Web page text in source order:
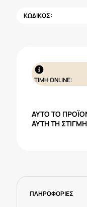
ΚΩΔΙΚΟΣ:
ΤΙΜΗ ONLINE:
ΑΥΤΌ ΤΟ
ΑΥΤΉ ΤΗ
ΠΛΗΡΟΦΟΡΙΕΣ